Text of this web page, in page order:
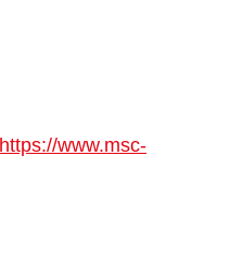
https://www.msc-